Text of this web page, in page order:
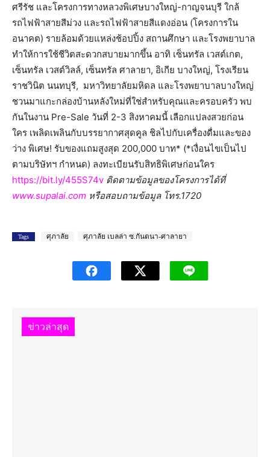
ศรีรัช และโครงการทางหลวงพิเศษบางใหญ่-กาญจนบุรี ใกล้
รถไฟฟ้าสายสีม่วง และรถไฟฟ้าสายสีแดงอ่อน (โครงการใน
อนาคต) รายล้อมด้วยแหล่งช้อปปิ้ง สถานศึกษา และโรงพยาบาล
ทำให้การใช้ชีวิตสะดวกสบายมากขึ้น อาทิ เซ็นทรัล เวสต์เกต,
เซ็นทรัล เวสต์วิลล์, เซ็นทรัล ศาลายา, อิเกีย บางใหญ่, โรงเรียน
ราชวินิต นนทบุรี, มหาวิทยาลัยมหิดล และโรงพยาบาลบางใหญ่
ชวนมาแกะกล่องบ้านหลังใหม่ที่ใช่สำหรับคุณและครอบครัว พบ
กันในงาน Pre-Sale วันที่ 2-3 สิงหาคมนี้ เลือกแปลงสวยก่อน
ใคร เพลิดเพลินกับบรรยากาศสุดคูล ชิลไปกับเครื่องดื่มและของ
ว่าง พิเศษ! รับของแถมสูงสุด 200,000 บาท* (*เงื่อนไขเป็นไป
ตามบริษัทฯ กำหนด) ลงทะเบียนรับสิทธิพิเศษก่อนใคร
https://bit.ly/455S74v ติดตามข้อมูลของโครงการได้ที่
www.supalai.com หรือสอบถามข้อมูล โทร.1720
Tags ศุภาลัย ศุภาลัย เบลล่า ซ.กันตนา-ศาลายา
ข่าวล่าสุด